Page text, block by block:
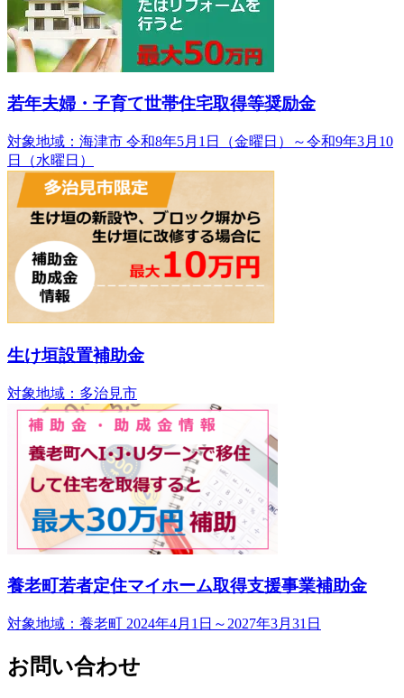
若年夫婦・子育て世帯住宅取得等奨励金
対象地域：海津市 令和8年5月1日（金曜日）～令和9年3月10
日（水曜日）
生け垣設置補助金
対象地域：多治見市
養老町若者定住マイホーム取得支援事業補助金
対象地域：養老町 2024年4月1日～2027年3月31日
お問い合わせ